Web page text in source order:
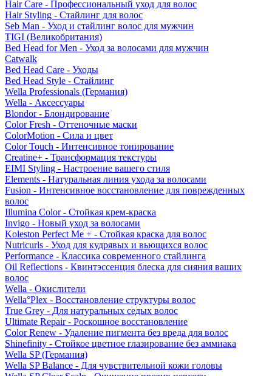
Hair Care - Профессиональный уход для волос
Hair Styling - Стайлинг для волос
Seb Man - Уход и стайлинг волос для мужчин
TIGI (Великобритания)
Bed Head for Men - Уход за волосами для мужчин
Catwalk
Bed Head Care - Уходы
Bed Head Style - Стайлинг
Wella Professionals (Германия)
Wella - Аксессуары
Blondor - Блондирование
Color Fresh - Оттеночные маски
ColorMotion - Сила и цвет
Color Touch - Интенсивное тонирование
Creatine+ - Трансформация текстуры
EIMI Styling - Настроение вашего стиля
Elements - Натуральная линия ухода за волосами
Fusion - Интенсивное восстановление для поврежденных
волос
Illumina Color - Стойкая крем-краска
Invigo - Новый уход за волосами
Koleston Perfect Me + - Стойкая краска для волос
Nutricurls - Уход для кудрявых и вьющихся волос
Performance - Классика современного стайлинга
Oil Reflections - Квинтэссенция блеска для сияния ваших
волос
Wella - Окислители
Wella°Plex - Восстановление структуры волос
True Grey - Для натуральных седых волос
Ultimate Repair - Роскошное восстановление
Color Renew - Удаление пигмента без вреда для волос
Shinefinity - Стойкое цветное глазирование без аммиака
Wella SP (Германия)
Wella SP Balance - Для чувствительной кожи головы